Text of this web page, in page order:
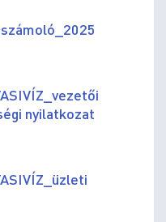
nyilatkozat